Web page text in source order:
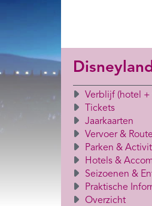
Verblijf (hotel +
Tickets
Jaarkaarten
Vervoer &
Parken &
Hotels &
Seizoenen &
Praktische
Overzicht